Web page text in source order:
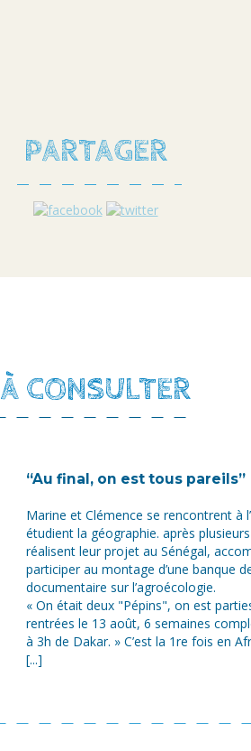
PARTAGER
À CONSULTER
“Au final, on est tous pareils”
Marine et Clémence se rencontrent à
étudient la géographie. après
réalisent leur projet au Sénégal,
participer au montage d’une banque
documentaire sur l’agroécologie.
« On était deux "Pépins", on est
rentrées le 13 août, 6 semaines
à 3h de Dakar. » C’est la 1re fois en
[...]